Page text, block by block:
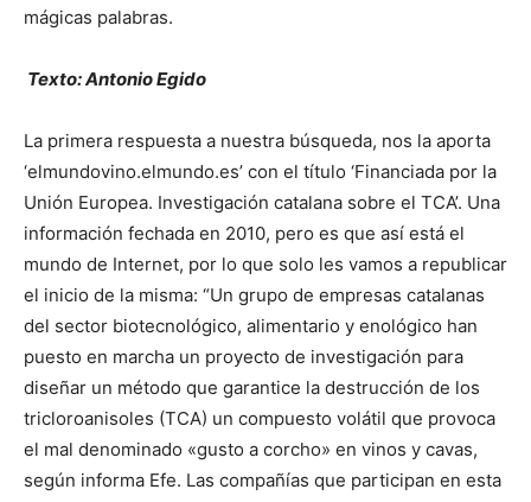
mágicas palabras.
Texto: Antonio Egido
La primera respuesta a nuestra búsqueda, nos la aporta
‘elmundovino.elmundo.es’ con el título ‘Financiada por la
Unión Europea. Investigación catalana sobre el TCA’. Una
información fechada en 2010, pero es que así está el
mundo de Internet, por lo que solo les vamos a republicar
el inicio de la misma: “Un grupo de empresas catalanas
del sector biotecnológico, alimentario y enológico han
puesto en marcha un proyecto de investigación para
diseñar un método que garantice la destrucción de los
tricloroanisoles (TCA) un compuesto volátil que provoca
el mal denominado «gusto a corcho» en vinos y cavas,
según informa Efe. Las compañías que participan en esta